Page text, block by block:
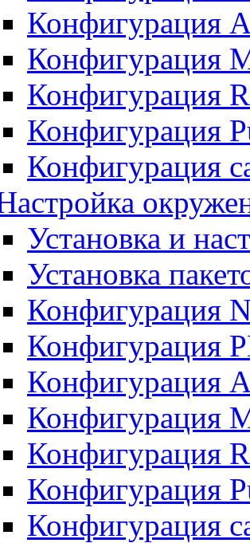
Конфигурация
Конфигурация
Конфигурация
Конфигурация
Конфигурация
Установка и
Установка
Конфигурация
Конфигурация
Конфигурация
Конфигурация
Конфигурация
Конфигурация
Конфигурация